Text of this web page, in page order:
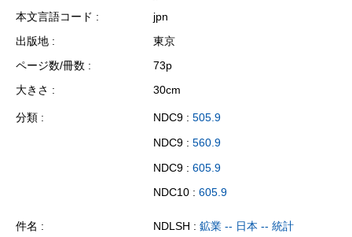
本文言語コード
jpn
出版地
東京
ページ数/冊数
73p
大きさ
30cm
分類 NDC9 : 505.9
NDC9 : 560.9
NDC9 : 605.9
NDC10 : 605.9
件名 NDLSH : 鉱業 -- 日本 -- 統計